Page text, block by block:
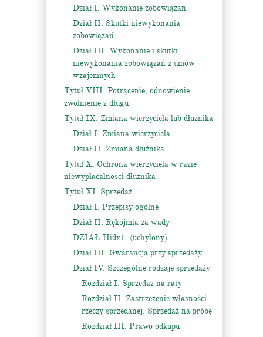
Dział I. Wykonanie zobowiązań
Dział II. Skutki niewykonania
zobowiązań
Dział III. Wykonanie i skutki
niewykonania zobowiązań z umów
wzajemnych
Tytuł VIII. Potrącenie, odnowienie,
zwolnienie z długu
Tytuł IX. Zmiana wierzyciela lub dłużnika
Dział I. Zmiana wierzyciela
Dział II. Zmiana dłużnika
Tytuł X. Ochrona wierzyciela w razie
niewypłacalności dłużnika
Tytuł XI. Sprzedaż
Dział I. Przepisy ogólne
Dział II. Rękojmia za wady
DZIAŁ IIidx1. (uchylony)
Dział III. Gwarancja przy sprzedaży
Dział IV. Szczególne rodzaje sprzedaży
Rozdział I. Sprzedaż na raty
Rozdział II. Zastrzeżenie własności
rzeczy sprzedanej. Sprzedaż na próbę
Rozdział III. Prawo odkupu